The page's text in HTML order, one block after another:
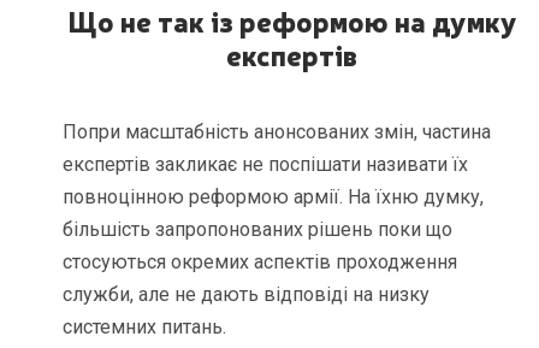
Що не так із реформою на думку
експертів
Попри масштабність анонсованих змін, частина
експертів закликає не поспішати називати їх
повноцінною реформою армії. На їхню думку,
більшість запропонованих рішень поки що
стосуються окремих аспектів проходження
служби, але не дають відповіді на низку
системних питань.